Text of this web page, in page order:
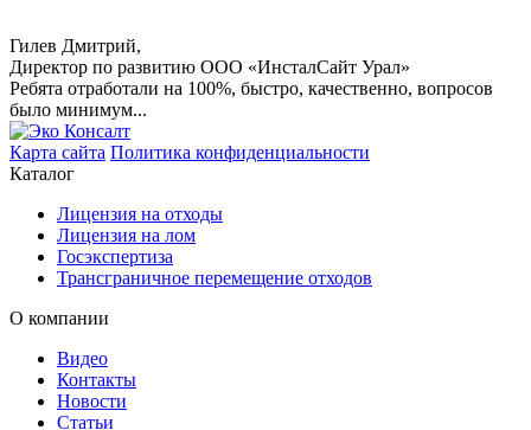
Гилев Дмитрий,
Директор по развитию ООО «ИнсталСайт Урал»
Ребята отработали на 100%, быстро, качественно, вопросов
было минимум...
Карта сайта Политика конфиденциальности
Каталог
Лицензия на отходы
Лицензия на лом
Госэкспертиза
Трансграничное перемещение отходов
О компании
Видео
Контакты
Новости
Статьи